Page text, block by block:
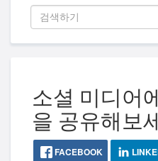
소셜 미디어
을 공유해보
FACEBOOK